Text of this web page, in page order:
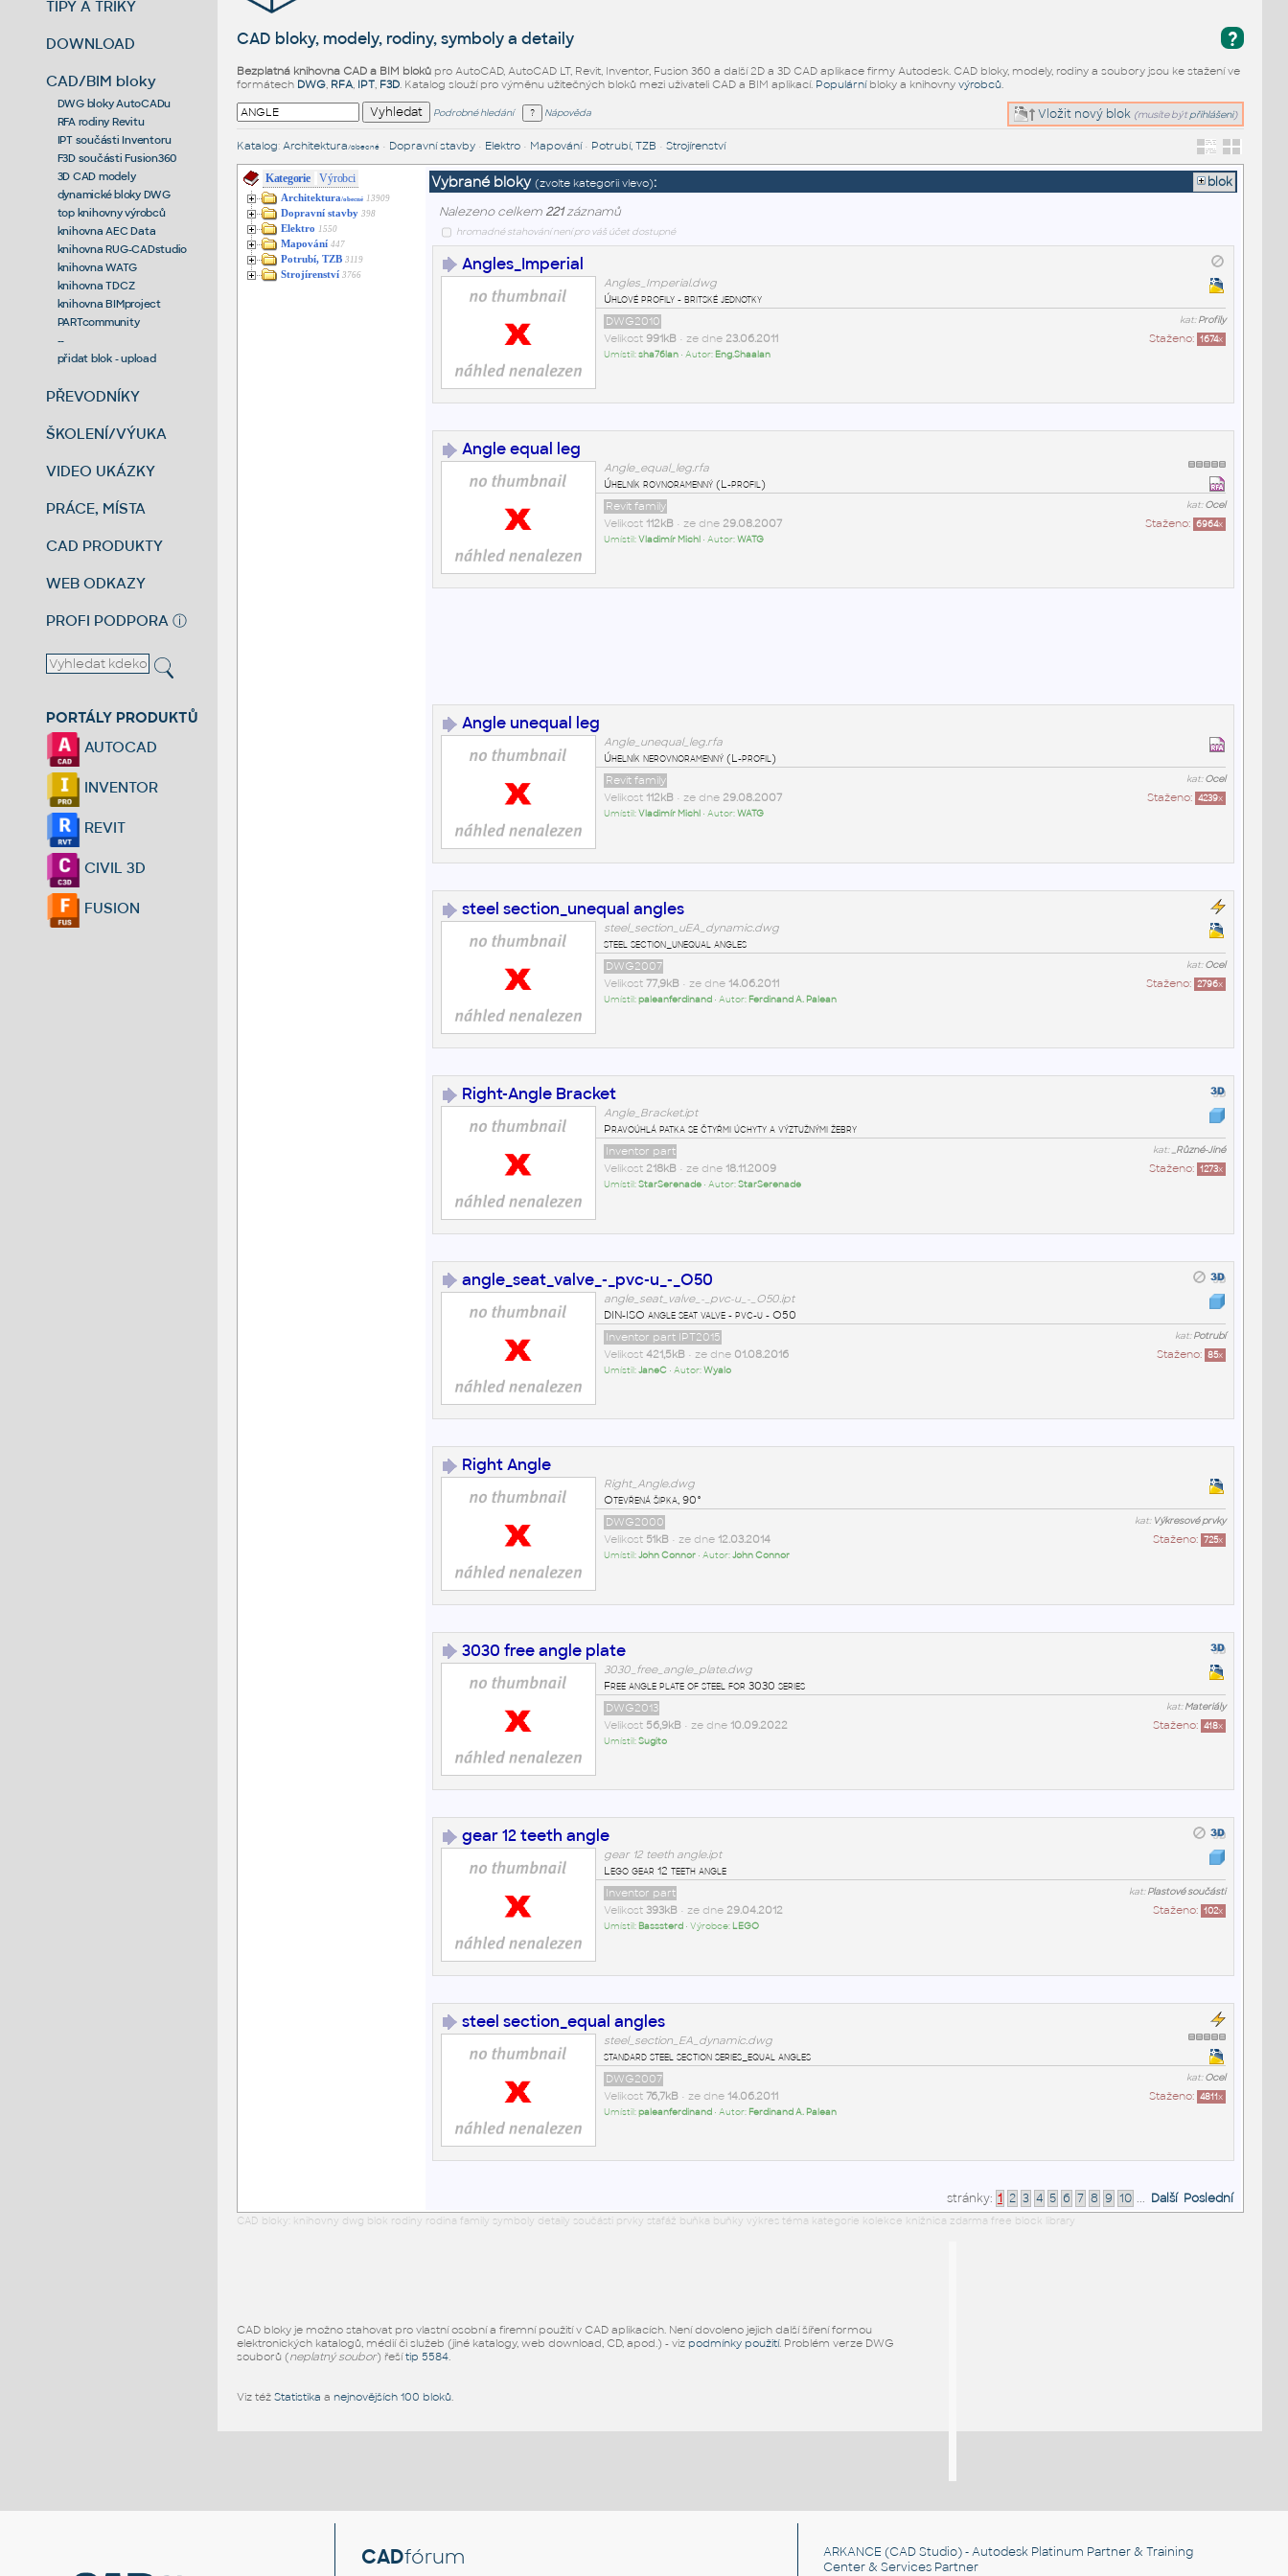
TIPY A TRIKY
DOWNLOAD
CAD/BIM bloky
DWG bloky AutoCADu
RFA rodiny Revitu
IPT součásti Inventoru
F3D součásti Fusion360
3D CAD modely
dynamické bloky DWG
top knihovny výrobců
knihovna AEC Data
knihovna RUG-CADstudio
knihovna WATG
knihovna TDCZ
knihovna BIMproject
PARTcommunity
--
přidat blok - upload
PŘEVODNÍKY
ŠKOLENÍ/VÝUKA
VIDEO UKÁZKY
PRÁCE, MÍSTA
CAD PRODUKTY
WEB ODKAZY
PROFI PODPORA ⓘ
PORTÁLY PRODUKTŮ
AUTOCAD
INVENTOR
REVIT
CIVIL 3D
FUSION
?
CAD bloky, modely, rodiny, symboly a detaily
Bezplatná knihovna CAD a BIM blokůpro AutoCAD, AutoCAD LT, Revit, Inventor, Fusion 360 a další 2D a 3D CAD aplikace firmy Autodesk. CAD bloky, modely, rodiny a soubory jsou ke stažení ve
formátech DWG, RFA, IPT, F3D. Katalog slouží pro výměnu užitečných bloků mezi uživateli CAD a BIM aplikací. Populárníbloky a knihovny výrobců.
Vložit nový blok (musíte být přihlášeni)
Podrobné hledání Nápověda
Katalog: Architektura /obecné• Dopravní stavby• Elektro• Mapování• Potrubí, TZB • Strojírenství
Kategorie Výrobci
Architektura/obecné 13909
Dopravní stavby 398
Elektro 1550
Mapování 447
Potrubí, TZB 3119
Strojírenství 3766
Vybrané bloky (zvolte kategorii vlevo):
blok
Nalezeno celkem 221záznamů
hromadné stahování není pro váš účet dostupné
Angles_Imperial
Angles_Imperial.dwg
Úhlové profily - britské jednotky
kat:Profily
DWG2010
Staženo: 1674x
Velikost 991kB• ze dne 23.06.2011
Umístil:sha76lan• Autor: Eng.Shaalan
Angle equal leg
Angle_equal_leg.rfa
Úhelník rovnoramenný (L-profil)
kat:Ocel
Revit family
Staženo: 6964x
Velikost 112kB• ze dne 29.08.2007
Umístil:Vladimír Michl• Autor:WATG
Angle unequal leg
Angle_unequal_leg.rfa
Úhelník nerovnoramenný (L-profil)
kat:Ocel
Revit family
Staženo: 4239x
Velikost 112kB• ze dne 29.08.2007
Umístil:Vladimír Michl• Autor:WATG
steel section_unequal angles
steel_section_uEA_dynamic.dwg
steel section_unequal angles
kat:Ocel
DWG2007
Staženo: 2796x
Velikost 77,9kB• ze dne 14.06.2011
Umístil:paleanferdinand• Autor: Ferdinand A. Palean
Right-Angle Bracket
Angle_Bracket.ipt
Pravoúhlá patka se čtyřmi úchyty a výztužnými žebry
kat:_Různé-Jiné
Inventor part
Staženo: 1273x
Velikost 218kB• ze dne 18.11.2009
Umístil:StarSerenade• Autor:StarSerenade
angle_seat_valve_-_pvc-u_-_O50
angle_seat_valve_-_pvc-u_-_O50.ipt
DIN-ISO angle seat valve - pvc-u - O50
kat:Potrubí
Inventor part IPT2015
Staženo: 85x
Velikost 421,5kB• ze dne 01.08.2016
Umístil:JaneC• Autor:Wyalo
Right Angle
Right_Angle.dwg
Otevřená šipka, 90°
kat: Výkresové prvky
DWG2000
Staženo: 725x
Velikost 51kB• ze dne 12.03.2014
Umístil:John Connor• Autor:John Connor
3030 free angle plate
3030_free_angle_plate.dwg
Free angle plate of steel for 3030 series
kat:Materiály
DWG2013
Staženo: 418x
Velikost 56,9kB• ze dne 10.09.2022
Umístil:Sugito
gear 12 teeth angle
gear 12 teeth angle.ipt
Lego gear 12 teeth angle
kat:Plastové součásti
Inventor part
Staženo: 102x
Velikost 393kB• ze dne 29.04.2012
Umístil: Basssterd• Výrobce: LEGO
steel section_equal angles
steel_section_EA_dynamic.dwg
standard steel section series_equal angles
kat:Ocel
DWG2007
Staženo: 4811x
Velikost 76,7kB• ze dne 14.06.2011
Umístil:paleanferdinand• Autor: Ferdinand A. Palean
stránky: 1 2 3 4 5 6 7 8 9 10 ... Další Poslední
CAD bloky: knihovny dwg blok rodiny rodina family symboly detaily součásti prvky stafáž buňka buňky výkres téma kategorie kolekce knižnica zdarma free block library
CAD bloky je možno stahovat pro vlastní osobní a firemní použití v CAD aplikacích. Není dovoleno jejich další šíření formou
elektronických katalogů, médií či služeb (jiné katalogy, web download, CD, apod.) - viz podmínky použití. Problém verze DWG
souborů (neplatný soubor) řešítip 5584.
Viz též Statistika a nejnovějších 100 bloků.
CADfórum ARKANCE (CAD Studio) - Autodesk Platinum Partner & Training
Center & Services Partner